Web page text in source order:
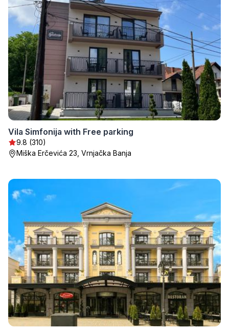
Vila Simfonija with Free parking
9.8 (310)
Miška Erčevića 23, Vrnjačka Banja